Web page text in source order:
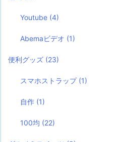
Youtube (4)
Abemaビデオ (1)
便利グッズ (23)
スマホストラップ (1)
自作 (1)
100均 (22)